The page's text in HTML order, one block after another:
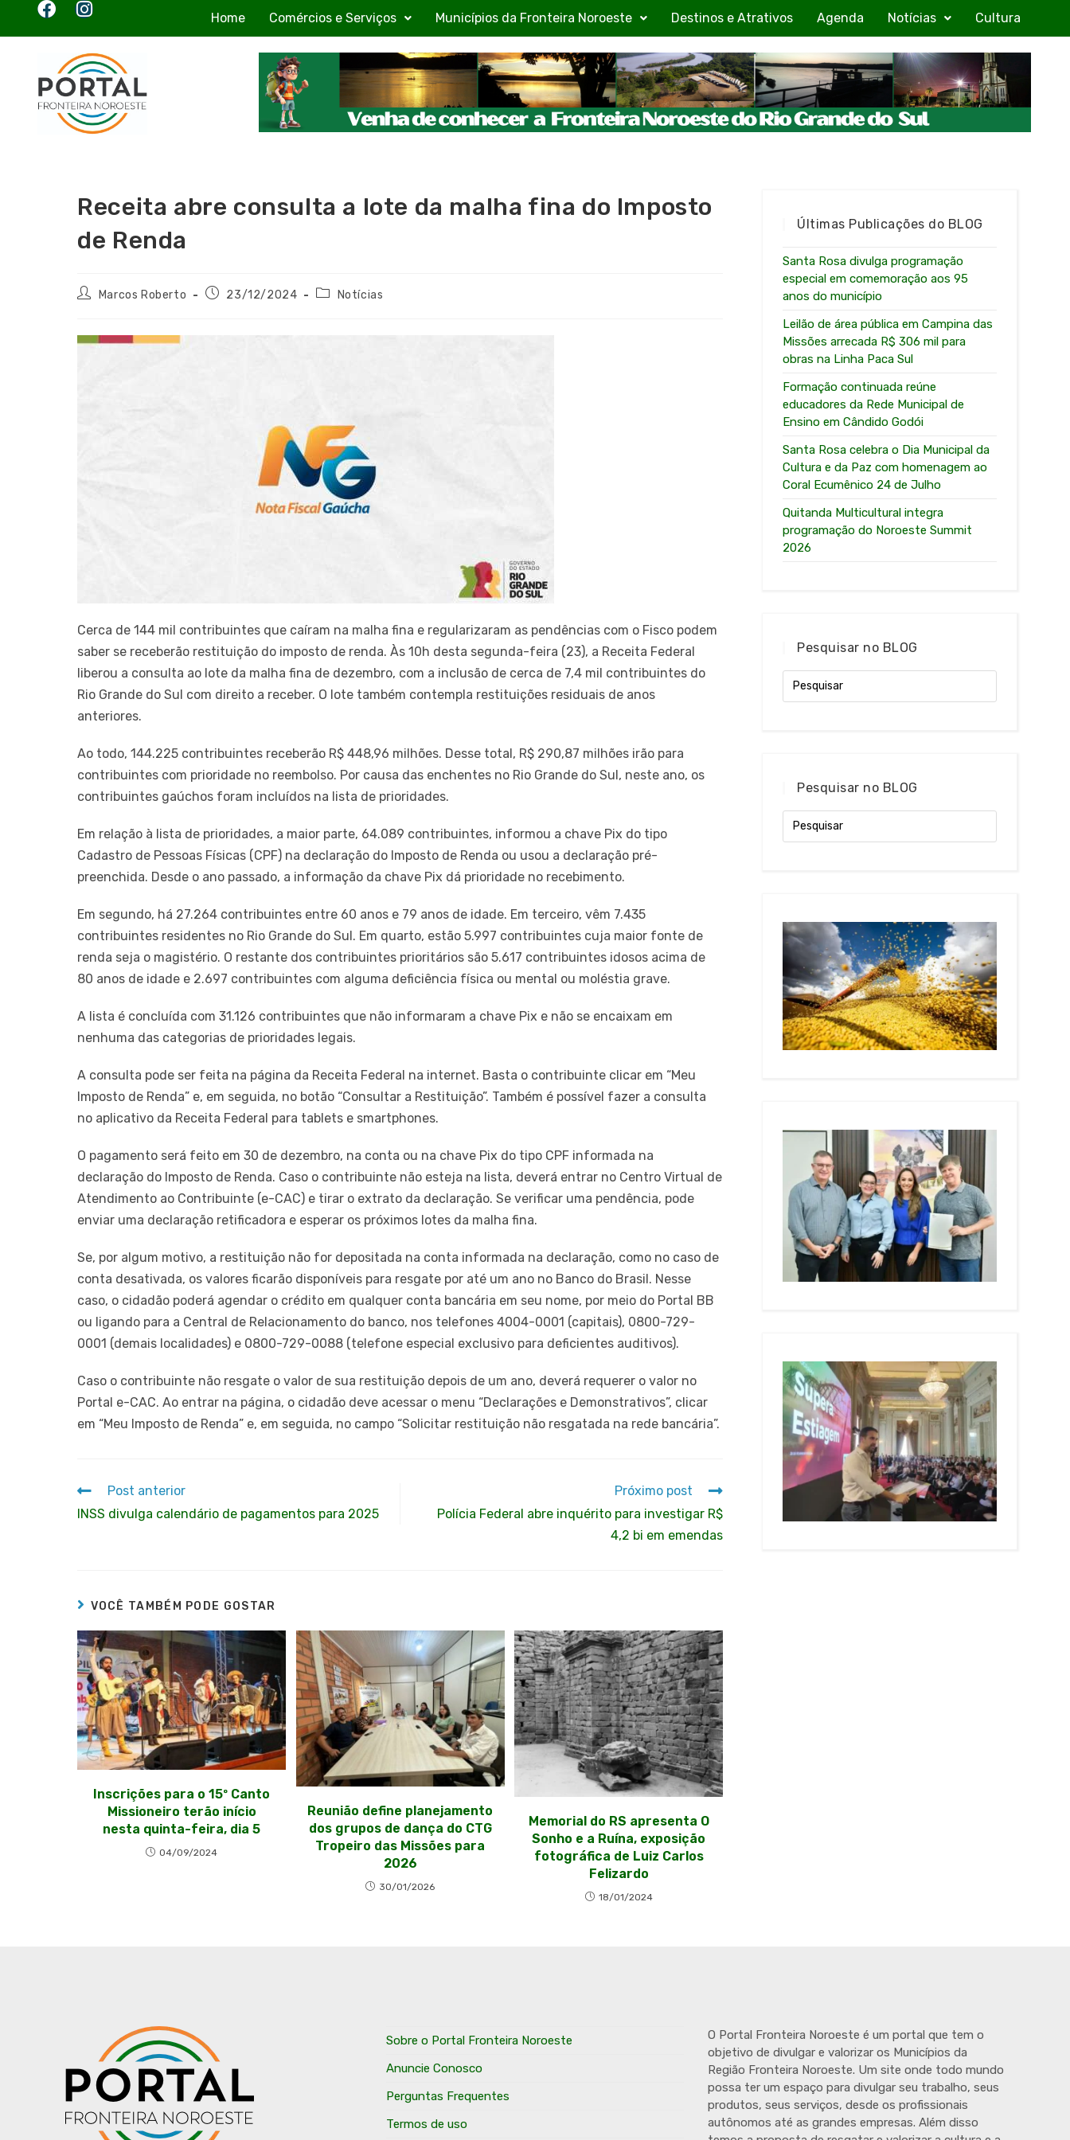
Home Comércios e Serviços Municípios da Fronteira Noroeste Destinos e Atrativos Agenda Notícias Cultura
Receita abre consulta a lote da malha fina do Imposto
de Renda
Marcos Roberto 23/12/2024 Notícias
Cerca de 144 mil contribuintes que caíram na malha fina e regularizaram as pendências com o Fisco podem
saber se receberão restituição do imposto de renda. Às 10h desta segunda-feira (23), a Receita Federal
liberou a consulta ao lote da malha fina de dezembro, com a inclusão de cerca de 7,4 mil contribuintes do
Rio Grande do Sul com direito a receber. O lote também contempla restituições residuais de anos
anteriores.
Ao todo, 144.225 contribuintes receberão R$ 448,96 milhões. Desse total, R$ 290,87 milhões irão para
contribuintes com prioridade no reembolso. Por causa das enchentes no Rio Grande do Sul, neste ano, os
contribuintes gaúchos foram incluídos na lista de prioridades.
Em relação à lista de prioridades, a maior parte, 64.089 contribuintes, informou a chave Pix do tipo
Cadastro de Pessoas Físicas (CPF) na declaração do Imposto de Renda ou usou a declaração pré-
preenchida. Desde o ano passado, a informação da chave Pix dá prioridade no recebimento.
Em segundo, há 27.264 contribuintes entre 60 anos e 79 anos de idade. Em terceiro, vêm 7.435
contribuintes residentes no Rio Grande do Sul. Em quarto, estão 5.997 contribuintes cuja maior fonte de
renda seja o magistério. O restante dos contribuintes prioritários são 5.617 contribuintes idosos acima de
80 anos de idade e 2.697 contribuintes com alguma deficiência física ou mental ou moléstia grave.
A lista é concluída com 31.126 contribuintes que não informaram a chave Pix e não se encaixam em
nenhuma das categorias de prioridades legais.
A consulta pode ser feita na página da Receita Federal na internet. Basta o contribuinte clicar em “Meu
Imposto de Renda” e, em seguida, no botão “Consultar a Restituição”. Também é possível fazer a consulta
no aplicativo da Receita Federal para tablets e smartphones.
O pagamento será feito em 30 de dezembro, na conta ou na chave Pix do tipo CPF informada na
declaração do Imposto de Renda. Caso o contribuinte não esteja na lista, deverá entrar no Centro Virtual de
Atendimento ao Contribuinte (e-CAC) e tirar o extrato da declaração. Se verificar uma pendência, pode
enviar uma declaração retificadora e esperar os próximos lotes da malha fina.
Se, por algum motivo, a restituição não for depositada na conta informada na declaração, como no caso de
conta desativada, os valores ficarão disponíveis para resgate por até um ano no Banco do Brasil. Nesse
caso, o cidadão poderá agendar o crédito em qualquer conta bancária em seu nome, por meio do Portal BB
ou ligando para a Central de Relacionamento do banco, nos telefones 4004-0001 (capitais), 0800-729-
0001 (demais localidades) e 0800-729-0088 (telefone especial exclusivo para deficientes auditivos).
Caso o contribuinte não resgate o valor de sua restituição depois de um ano, deverá requerer o valor no
Portal e-CAC. Ao entrar na página, o cidadão deve acessar o menu “Declarações e Demonstrativos”, clicar
em “Meu Imposto de Renda” e, em seguida, no campo “Solicitar restituição não resgatada na rede bancária”.
Post anterior
INSS divulga calendário de pagamentos para 2025
Próximo post
Polícia Federal abre inquérito para investigar R$
4,2 bi em emendas
VOCÊ TAMBÉM PODE GOSTAR
Inscrições para o 15º Canto
Missioneiro terão início
nesta quinta-feira, dia 5
04/09/2024
Reunião define planejamento
dos grupos de dança do CTG
Tropeiro das Missões para
2026
30/01/2026
Memorial do RS apresenta O
Sonho e a Ruína, exposição
fotográfica de Luiz Carlos
Felizardo
18/01/2024
Últimas Publicações do BLOG
Santa Rosa divulga programação
especial em comemoração aos 95
anos do município
Leilão de área pública em Campina das
Missões arrecada R$ 306 mil para
obras na Linha Paca Sul
Formação continuada reúne
educadores da Rede Municipal de
Ensino em Cândido Godói
Santa Rosa celebra o Dia Municipal da
Cultura e da Paz com homenagem ao
Coral Ecumênico 24 de Julho
Quitanda Multicultural integra
programação do Noroeste Summit
2026
Pesquisar no BLOG
Pesquisar no BLOG
Sobre o Portal Fronteira Noroeste
Anuncie Conosco
Perguntas Frequentes
Termos de uso
O Portal Fronteira Noroeste é um portal que tem o
objetivo de divulgar e valorizar os Municípios da
Região Fronteira Noroeste. Um site onde todo mundo
possa ter um espaço para divulgar seu trabalho, seus
produtos, seus serviços, desde os profissionais
autônomos até as grandes empresas. Além disso